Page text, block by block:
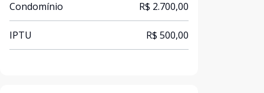
Condomínio R$ 2.700,00
IPTU R$ 500,00